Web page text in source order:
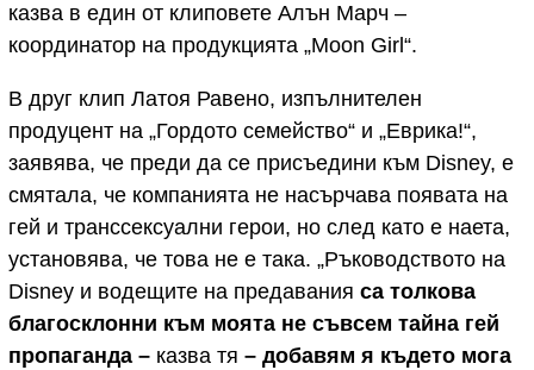
казва в един от клиповете Алън Марч –
координатор на продукцията „Moon Girl“.
В друг клип Латоя Равено, изпълнителен
продуцент на „Гордото семейство“ и „Еврика!“,
заявява, че преди да се присъедини към Disney, е
смятала, че компанията не насърчава появата на
гей и транссексуални герои, но след като е наета,
установява, че това не е така. „Ръководството на
Disney и водещите на предавания са толкова
благосклонни към моята не съвсем тайна гей
пропаганда – казва тя – добавям я където мога